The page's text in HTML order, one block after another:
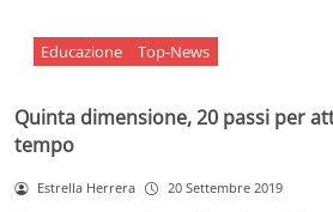
Educazione Top-News
Quinta dimensione, 20 passi per
tempo
Estrella Herrera 20 Settembre 2019